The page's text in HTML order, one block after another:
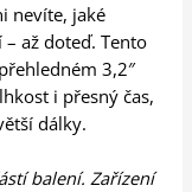
nevíte, jaké
až doteď. Tento
3,2″
i přesný čas,
dálky.
balení. Zařízení